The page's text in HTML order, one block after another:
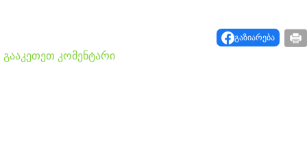
გაზიარება
გააკეთეთ კომენტარი